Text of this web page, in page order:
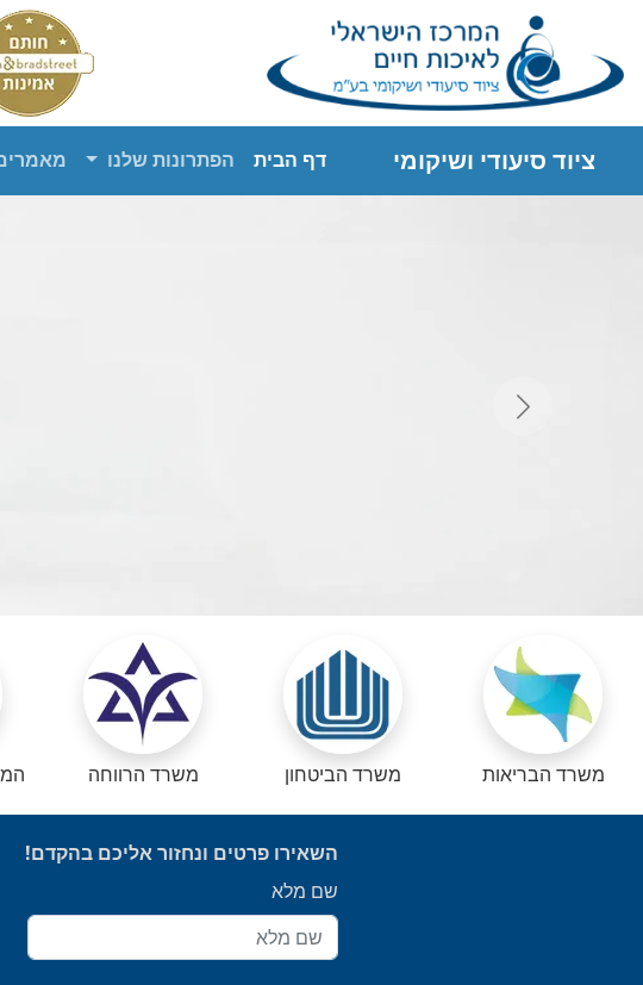
ציוד סיעודי ושיקומי דף הבית הפתרונות שלנו
מיטות סיעודיות
סביבה מוגנת, יציבה ונגישה - בהתאמה לצרכים של כל
Previous
משרד הבריאות משרד הביטחון משרד הרווחה
השאירו פרטים ונחזור אליכם בהקדם!
שם מלא